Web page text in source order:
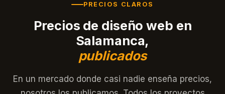
PRECIOS CLAROS
Precios de diseño web en
Salamanca,
publicados
En un mercado donde casi nadie enseña precios,